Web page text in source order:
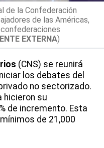
de la Confederación
de las Américas,
EXTERNA)
(CNS) se reunirá
los debates del
no sectorizado.
hicieron su
de incremento. Esta
mínimos de 21,000